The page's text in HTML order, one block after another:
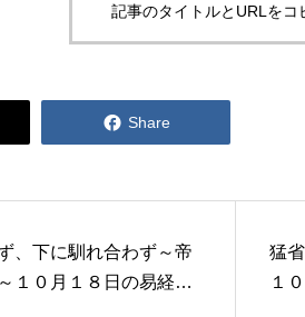
記事のタイトルとURLをコ
 Share
、下に馴れ合わず～帝
１０月１８日の易経一
猛
１